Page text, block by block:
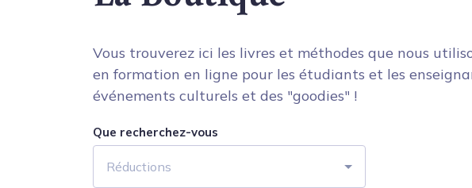
Vous trouverez ici les livres et méthodes que nous
en formation en ligne pour les étudiants et les
événements culturels et des "goodies" !
Que recherchez-vous
Réductions